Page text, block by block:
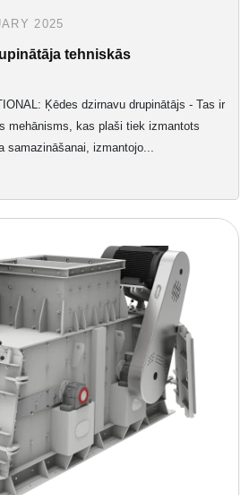
2025
tehniskās
Ķēdes dzirnavu drupinātājs - Tas ir
mehānisms, kas plaši tiek izmantots
samazināšanai, izmantojo...